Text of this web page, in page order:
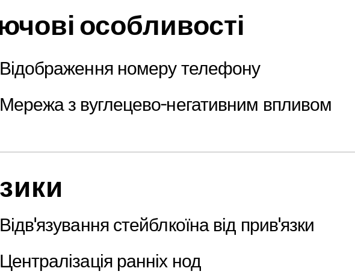
особливості
номеру телефону
з вуглецево-негативним впливом
стейблкоїна від прив'язки
ранніх нод